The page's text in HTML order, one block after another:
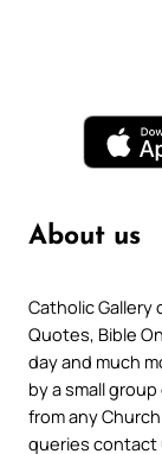
About us
Catholic Gallery
Quotes, Bible
day and much
by a small
from any
queries contact